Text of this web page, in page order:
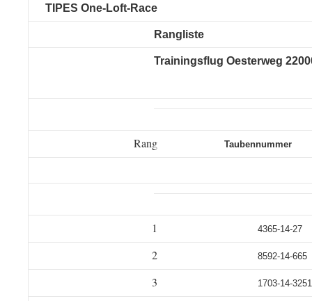
TIPES One-Loft-Race
Rangliste
Trainingsflug Oesterweg
Rang Taubennummer
1 4365-14-27
2 8592-14-665
3 1703-14-3251